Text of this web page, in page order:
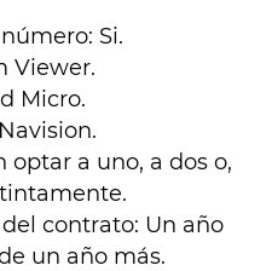
Si.
Viewer.
Micro.
optar a uno, a dos o,
contrato: Un año
un año más.